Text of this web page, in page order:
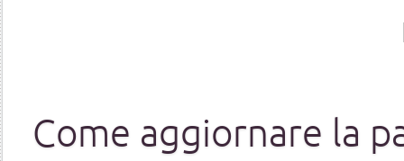
Come aggiornare la